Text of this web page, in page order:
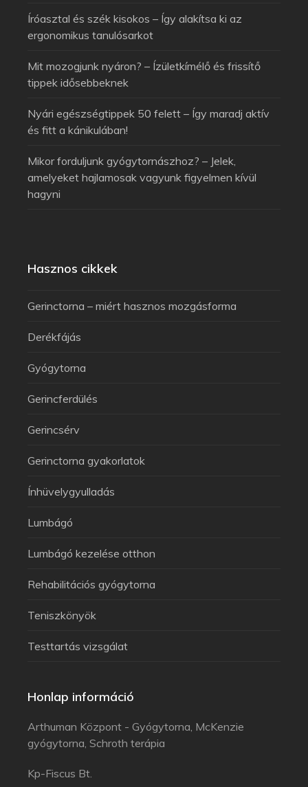
Íróasztal és szék kisokos – Így alakítsa ki az
ergonomikus tanulósarkot
Mit mozogjunk nyáron? – Ízületkímélő és frissítő
tippek idősebbeknek
Nyári egészségtippek 50 felett – Így maradj aktív
és fitt a kánikulában!
Mikor forduljunk gyógytornászhoz? – Jelek,
amelyeket hajlamosak vagyunk figyelmen kívül
hagyni
Hasznos cikkek
Gerinctorna – miért hasznos mozgásforma
Derékfájás
Gyógytorna
Gerincferdülés
Gerincsérv
Gerinctorna gyakorlatok
Ínhüvelygyulladás
Lumbágó
Lumbágó kezelése otthon
Rehabilitációs gyógytorna
Teniszkönyök
Testtartás vizsgálat
Honlap információ
Arthuman Központ - Gyógytorna, McKenzie
gyógytorna, Schroth terápia
Kp-Fiscus Bt.